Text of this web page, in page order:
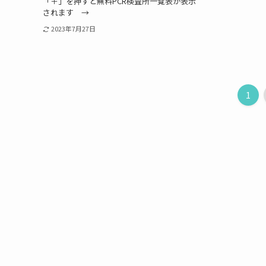
されます →
2023年7月27日
1